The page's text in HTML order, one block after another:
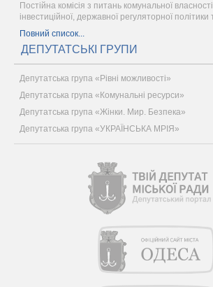
Постійна комісія з питань комунальної
інвестиційної, державної регуляторної
Повний список...
ДЕПУТАТСЬКІ ГРУПИ
Депутатська група «Рівні можливості»
Депутатська група «Комунальні ресурси»
Депутатська група «Жінки. Мир. Безпека»
Депутатська група «УКРАЇНСЬКА МРІЯ»